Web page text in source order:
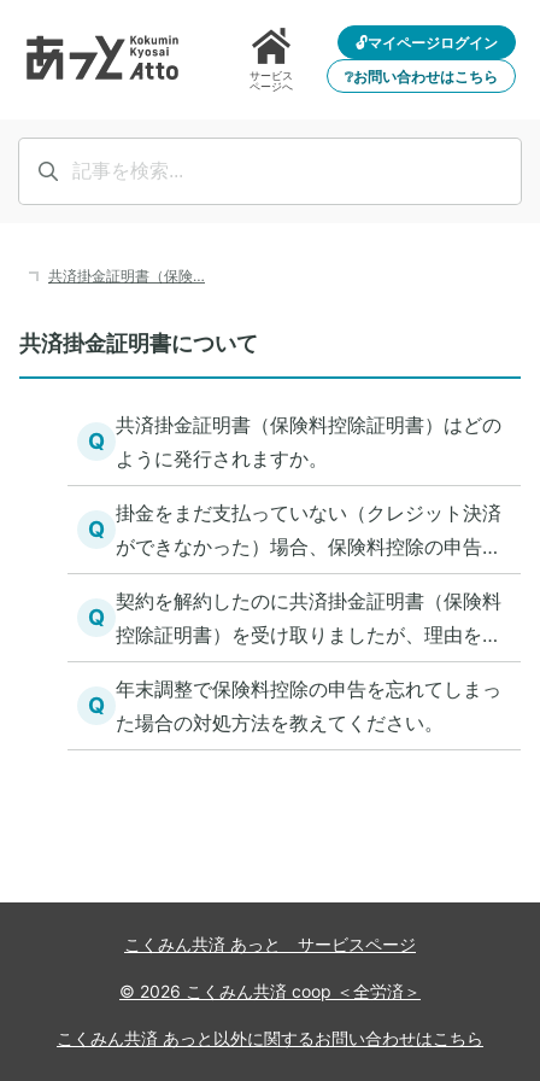
サービス
ページへ
🔓マイページログイン
❔お問い合わせはこちら
共済掛金証明書（保険…
共済掛金証明書について
Q
共済掛金証明書（保険料控除証明書）はどの
ように発行されますか。
Q
掛金をまだ支払っていない（クレジット決済
ができなかった）場合、保険料控除の申告が
できるか教えてください。
Q
契約を解約したのに共済掛金証明書（保険料
控除証明書）を受け取りましたが、理由を教
えてください。
Q
年末調整で保険料控除の申告を忘れてしまっ
た場合の対処方法を教えてください。
こくみん共済 あっと サービスページ
© 2026 こくみん共済 coop ＜全労済＞
こくみん共済 あっと以外に関するお問い合わせはこちら